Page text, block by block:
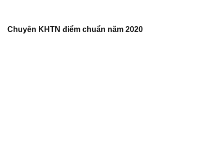
Chuyên KHTN điểm chuẩn năm 2020